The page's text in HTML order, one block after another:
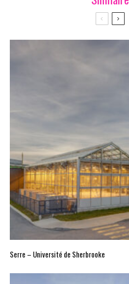
Serre – Université de Sherbrooke